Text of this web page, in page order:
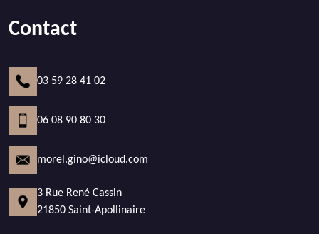
Contact
03 59 28 41 02
06 08 90 80 30
morel.gino@icloud.com
3 Rue René Cassin
21850 Saint-Apollinaire